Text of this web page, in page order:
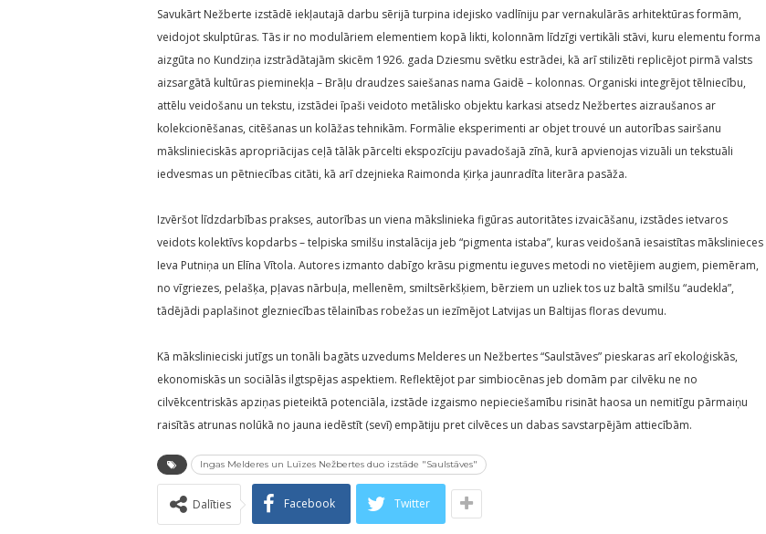
Savukārt Nežberte izstādē iekļautajā darbu sērijā turpina idejisko vadlīniju par vernakulārās arhitektūras formām,
veidojot skulptūras. Tās ir no modulāriem elementiem kopā likti, kolonnām līdzīgi vertikāli stāvi, kuru elementu forma
aizgūta no Kundziņa izstrādātajām skicēm 1926. gada Dziesmu svētku estrādei, kā arī stilizēti replicējot pirmā valsts
aizsargātā kultūras pieminekļa – Brāļu draudzes saiešanas nama Gaidē – kolonnas. Organiski integrējot tēlniecību,
attēlu veidošanu un tekstu, izstādei īpaši veidoto metālisko objektu karkasi atsedz Nežbertes aizraušanos ar
kolekcionēšanas, citēšanas un kolāžas tehnikām. Formālie eksperimenti ar objet trouvé un autorības sairšanu
mākslinieciskās apropriācijas ceļā tālāk pārcelti ekspozīciju pavadošajā zīnā, kurā apvienojas vizuāli un tekstuāli
iedvesmas un pētniecības citāti, kā arī dzejnieka Raimonda Ķirķa jaunradīta literāra pasāža.
Izvēršot līdzdarbības prakses, autorības un viena mākslinieka figūras autoritātes izvaicāšanu, izstādes ietvaros
veidots kolektīvs kopdarbs – telpiska smilšu instalācija jeb “pigmenta istaba”, kuras veidošanā iesaistītas mākslinieces
Ieva Putniņa un Elīna Vītola. Autores izmanto dabīgo krāsu pigmentu ieguves metodi no vietējiem augiem, piemēram,
no vīgriezes, pelašķa, pļavas nārbuļa, mellenēm, smiltsērkšķiem, bērziem un uzliek tos uz baltā smilšu “audekla”,
tādējādi paplašinot glezniecības tēlainības robežas un iezīmējot Latvijas un Baltijas floras devumu.
Kā mākslinieciski jutīgs un tonāli bagāts uzvedums Melderes un Nežbertes “Saulstāves” pieskaras arī ekoloģiskās,
ekonomiskās un sociālās ilgtspējas aspektiem. Reflektējot par simbiocēnas jeb domām par cilvēku ne no
cilvēkcentriskās apziņas pieteiktā potenciāla, izstāde izgaismo nepieciešamību risināt haosa un nemitīgu pārmaiņu
raisītās atrunas nolūkā no jauna iedēstīt (sevī) empātiju pret cilvēces un dabas savstarpējām attiecībām.
Ingas Melderes un Luīzes Nežbertes duo izstāde "Saulstāves"
Dalīties Facebook Twitter